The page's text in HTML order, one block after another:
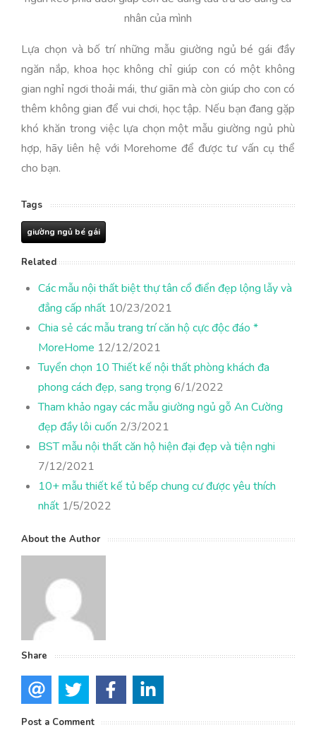
nhân của mình
Lựa chọn và bố trí những mẫu giường ngủ bé gái đầy
ngăn nắp, khoa học không chỉ giúp con có một không
gian nghỉ ngơi thoải mái, thư giãn mà còn giúp cho con có
thêm không gian để vui chơi, học tập. Nếu bạn đang gặp
khó khăn trong việc lựa chọn một mẫu giường ngủ phù
hợp, hãy liên hệ với Morehome để được tư vấn cụ thể
cho bạn.
Tags
giường ngủ bé gái
Related
Các mẫu nội thất biệt thự tân cổ điển đẹp lộng lẫy và
đẳng cấp nhất 10/23/2021
Chia sẻ các mẫu trang trí căn hộ cực độc đáo *
MoreHome 12/12/2021
Tuyển chọn 10 Thiết kế nội thất phòng khách đa
phong cách đẹp, sang trọng 6/1/2022
Tham khảo ngay các mẫu giường ngủ gỗ An Cường
đẹp đầy lôi cuốn 2/3/2021
BST mẫu nội thất căn hộ hiện đại đẹp và tiện nghi
7/12/2021
10+ mẫu thiết kế tủ bếp chung cư được yêu thích
nhất 1/5/2022
About the Author
Share
Post a Comment